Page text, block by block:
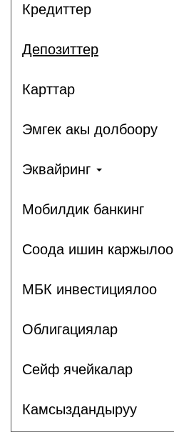
Кредиттер
Депозиттер
Карттар
Эмгек акы долбоору
Эквайринг
Мобилдик банкинг
Соода ишин каржылоо
МБК инвестициялоо
Облигациялар
Сейф ячейкалар
Камсыздандыруу